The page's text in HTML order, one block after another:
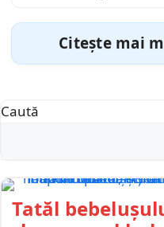
Citește mai
Caută
Tatăl